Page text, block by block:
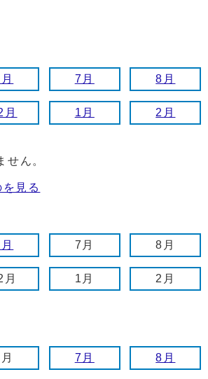
7月 8月
月 1月 2月
せん。
見る
7月 8月
月 1月 2月
7月 8月